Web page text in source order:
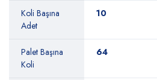
Koli Başına
Adet
10
Palet Başına
Koli
64